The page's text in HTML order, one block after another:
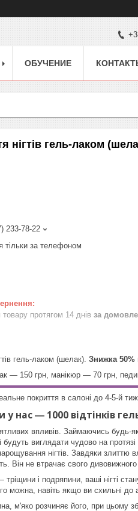
ОБУЧЕНИЕ
нігтів гель-лаком
233-78-22
тільки за телефоном
товару протягом 14 днів за
гель-лаком (шелак). Знижка 50%
― 150 грн, манікюр ― 70 грн,
покриття в салоні до 4-5-й
у нас ― 1000 відтінків
впливів. Займаючись
виглядати чудово на
нігтів. Завдяки
Він не втрачає свого
тріщини і подряпини, ваші нігті
можна, навіть якщо ви схильні до
м'яко розчиняє його, при цьому